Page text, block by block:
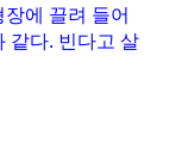
에 끌려 들어
같다. 빈다고 살